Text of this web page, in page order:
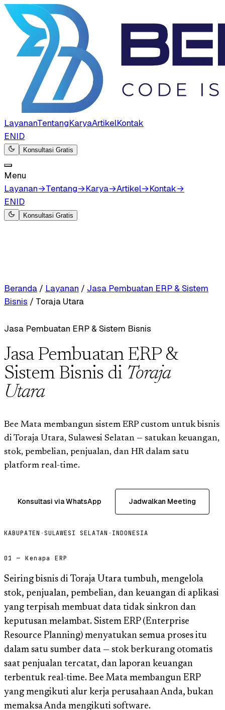
LayananTentangKaryaArtikelKontak
ENID
Konsultasi Gratis
Menu
Layanan→Tentang→Karya→Artikel→Kontak→
ENID
Konsultasi Gratis
Beranda / Layanan / Jasa Pembuatan ERP & Sistem
Bisnis / Toraja Utara
Jasa Pembuatan ERP & Sistem Bisnis
Jasa Pembuatan ERP &
Sistem Bisnis di Toraja
Utara
Bee Mata membangun sistem ERP custom untuk bisnis
di Toraja Utara, Sulawesi Selatan — satukan keuangan,
stok, pembelian, penjualan, dan HR dalam satu
platform real-time.
Konsultasi via WhatsApp Jadwalkan Meeting
KABUPATEN · SULAWESI SELATAN · INDONESIA
01 — Kenapa ERP
Seiring bisnis di Toraja Utara tumbuh, mengelola
stok, penjualan, pembelian, dan keuangan di aplikasi
yang terpisah membuat data tidak sinkron dan
keputusan melambat. Sistem ERP (Enterprise
Resource Planning) menyatukan semua proses itu
dalam satu sumber data — stok berkurang otomatis
saat penjualan tercatat, dan laporan keuangan
terbentuk real-time. Bee Mata membangun ERP
yang mengikuti alur kerja perusahaan Anda, bukan
memaksa Anda mengikuti software.